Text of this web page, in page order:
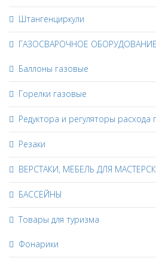
Штангенциркули
ГАЗОСВАРОЧНОЕ ОБОРУДОВАНИЕ
Баллоны газовые
Горелки газовые
Редуктора и регуляторы расхода
Резаки
ВЕРСТАКИ, МЕБЕЛЬ ДЛЯ
БАССЕЙНЫ
Товары для туризма
Фонарики